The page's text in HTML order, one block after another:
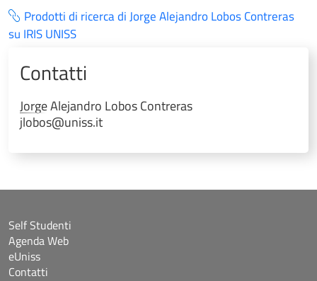
Prodotti di ricerca di Jorge Alejandro Lobos Contreras
su IRIS UNISS
Contatti
Jorge Alejandro Lobos Contreras
jlobos@uniss.it
Self Studenti
Agenda Web
eUniss
Contatti